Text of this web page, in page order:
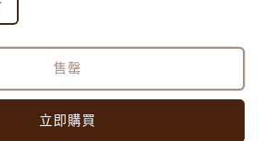
售罄
立即購買